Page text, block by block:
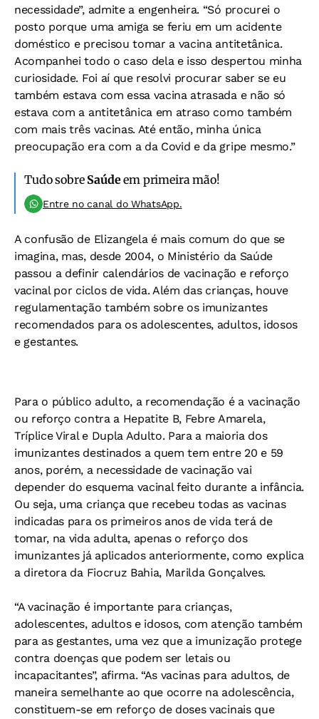
necessidade”, admite a engenheira. “Só procurei o
posto porque uma amiga se feriu em um acidente
doméstico e precisou tomar a vacina antitetânica.
Acompanhei todo o caso dela e isso despertou minha
curiosidade. Foi aí que resolvi procurar saber se eu
também estava com essa vacina atrasada e não só
estava com a antitetânica em atraso como também
com mais três vacinas. Até então, minha única
preocupação era com a da Covid e da gripe mesmo.”
Tudo sobre Saúdeem primeira mão!
Entre no canal do WhatsApp.
A confusão de Elizangela é mais comum do que se
imagina, mas, desde 2004, o Ministério da Saúde
passou a definir calendários de vacinação e reforço
vacinal por ciclos de vida. Além das crianças, houve
regulamentação também sobre os imunizantes
recomendados para os adolescentes, adultos, idosos
e gestantes.
Para o público adulto, a recomendação é a vacinação
ou reforço contra a Hepatite B, Febre Amarela,
Tríplice Viral e Dupla Adulto. Para a maioria dos
imunizantes destinados a quem tem entre 20 e 59
anos, porém, a necessidade de vacinação vai
depender do esquema vacinal feito durante a infância.
Ou seja, uma criança que recebeu todas as vacinas
indicadas para os primeiros anos de vida terá de
tomar, na vida adulta, apenas o reforço dos
imunizantes já aplicados anteriormente, como explica
a diretora da Fiocruz Bahia, Marilda Gonçalves.
“A vacinação é importante para crianças,
adolescentes, adultos e idosos, com atenção também
para as gestantes, uma vez que a imunização protege
contra doenças que podem ser letais ou
incapacitantes”, afirma. “As vacinas para adultos, de
maneira semelhante ao que ocorre na adolescência,
constituem-se em reforço de doses vacinais que